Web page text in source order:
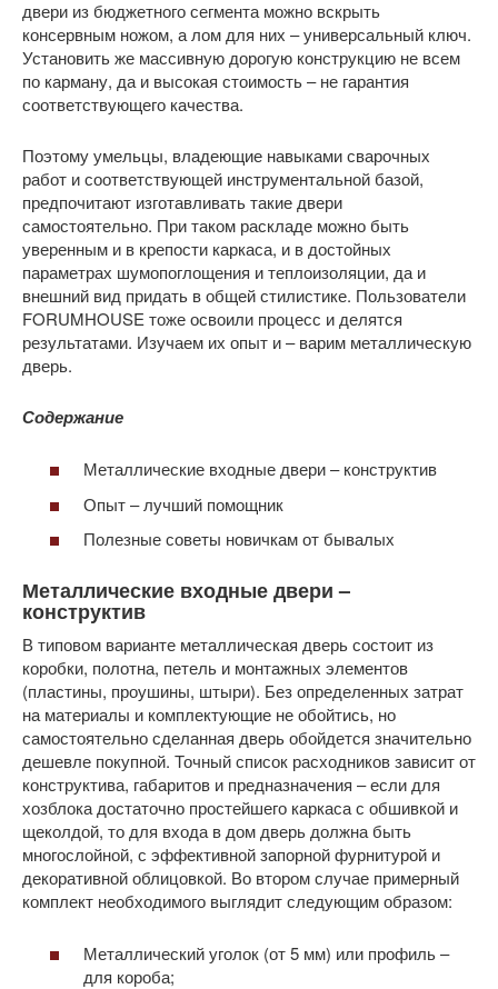
двери из бюджетного сегмента можно вскрыть
консервным ножом, а лом для них – универсальный ключ.
Установить же массивную дорогую конструкцию не всем
по карману, да и высокая стоимость – не гарантия
соответствующего качества.
Поэтому умельцы, владеющие навыками сварочных
работ и соответствующей инструментальной базой,
предпочитают изготавливать такие двери
самостоятельно. При таком раскладе можно быть
уверенным и в крепости каркаса, и в достойных
параметрах шумопоглощения и теплоизоляции, да и
внешний вид придать в общей стилистике. Пользователи
FORUMHOUSE тоже освоили процесс и делятся
результатами. Изучаем их опыт и – варим металлическую
дверь.
Содержание
Металлические входные двери – конструктив
Опыт – лучший помощник
Полезные советы новичкам от бывалых
Металлические входные двери –
конструктив
В типовом варианте металлическая дверь состоит из
коробки, полотна, петель и монтажных элементов
(пластины, проушины, штыри). Без определенных затрат
на материалы и комплектующие не обойтись, но
самостоятельно сделанная дверь обойдется значительно
дешевле покупной. Точный список расходников зависит от
конструктива, габаритов и предназначения – если для
хозблока достаточно простейшего каркаса с обшивкой и
щеколдой, то для входа в дом дверь должна быть
многослойной, с эффективной запорной фурнитурой и
декоративной облицовкой. Во втором случае примерный
комплект необходимого выглядит следующим образом:
Металлический уголок (от 5 мм) или профиль –
для короба;